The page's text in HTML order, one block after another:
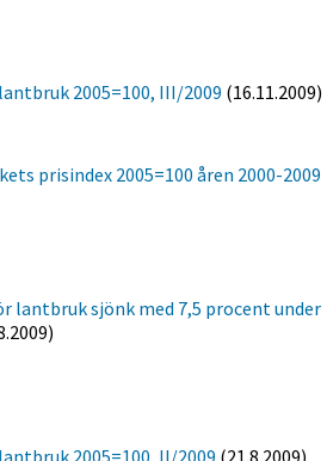
2005=100, III/2009 (16.11.2009)
prisindex 2005=100 åren 2000-2009
lantbruk sjönk med 7,5 procent under